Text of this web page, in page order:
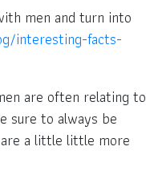
men and turn into
interesting-facts-
are often relating to
sure to always be
a little little more